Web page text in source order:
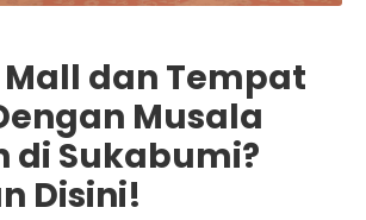
dan Tempat
Musala
di Sukabumi?
Disini!